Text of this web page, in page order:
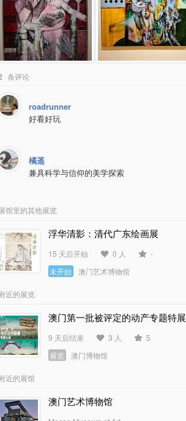
条评论
roadrunner
好看好玩
橘遥
兼具科学与信仰的美学探索
展馆里的其他展览
浮华清影：清代广东绘画展
15 天后开始 0 人
-
未开始
澳门艺术博物馆
近的展览
澳门第一批被评定的动产专题特展
9 天后结束 3 人
5
展览
澳门博物馆
近的展馆
澳门艺术博物馆